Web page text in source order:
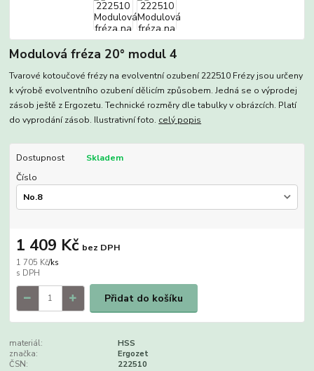
Modulová fréza 20° modul 4
Tvarové kotoučové frézy na evolventní ozubení 222510 Frézy jsou určeny
k výrobě evolventního ozubení dělicím způsobem. Jedná se o výprodej
zásob ještě z Ergozetu. Technické rozměry dle tabulky v obrázcích. Platí
do vyprodání zásob. Ilustrativní foto. celý popis
Dostupnost
Skladem
Číslo
1 705 Kč/ks
1 409 Kč bez DPH
Přidat do košíku
materiál:
HSS
značka:
Ergozet
ČSN:
222510